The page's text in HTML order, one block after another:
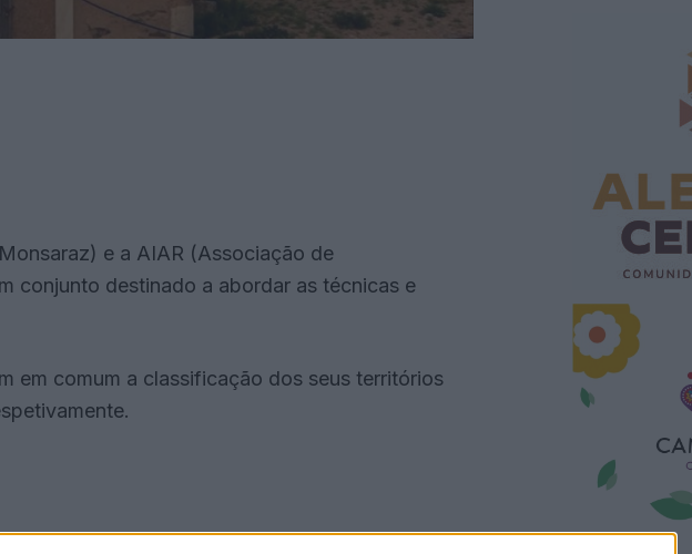
e a AIAR (Associação de
conjunto destinado a abordar as técnicas e
em comum a classificação dos seus territórios